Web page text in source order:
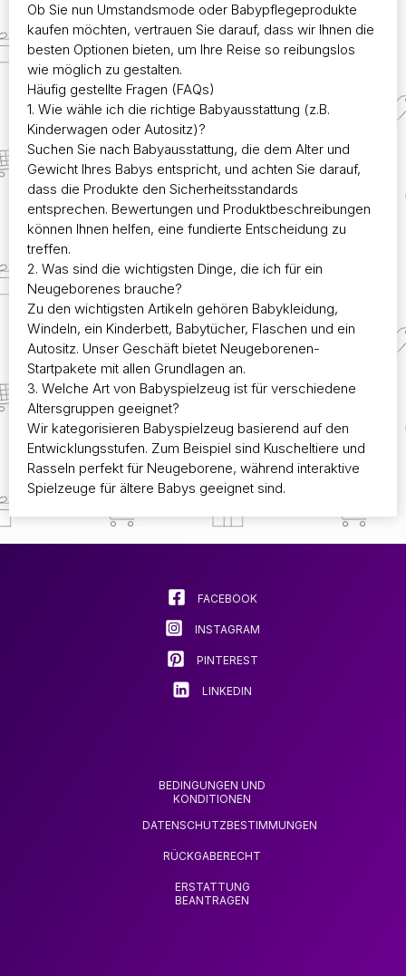
Ob Sie nun Umstandsmode oder Babypflegeprodukte
kaufen möchten, vertrauen Sie darauf, dass wir Ihnen die
besten Optionen bieten, um Ihre Reise so reibungslos
wie möglich zu gestalten.
Häufig gestellte Fragen (FAQs)
1. Wie wähle ich die richtige Babyausstattung (z.B.
Kinderwagen oder Autositz)?
Suchen Sie nach Babyausstattung, die dem Alter und
Gewicht Ihres Babys entspricht, und achten Sie darauf,
dass die Produkte den Sicherheitsstandards
entsprechen. Bewertungen und Produktbeschreibungen
können Ihnen helfen, eine fundierte Entscheidung zu
treffen.
2. Was sind die wichtigsten Dinge, die ich für ein
Neugeborenes brauche?
Zu den wichtigsten Artikeln gehören Babykleidung,
Windeln, ein Kinderbett, Babytücher, Flaschen und ein
Autositz. Unser Geschäft bietet Neugeborenen-
Startpakete mit allen Grundlagen an.
3. Welche Art von Babyspielzeug ist für verschiedene
Altersgruppen geeignet?
Wir kategorisieren Babyspielzeug basierend auf den
Entwicklungsstufen. Zum Beispiel sind Kuscheltiere und
Rasseln perfekt für Neugeborene, während interaktive
Spielzeuge für ältere Babys geeignet sind.
FACEBOOK
INSTAGRAM
PINTEREST
LINKEDIN
BEDINGUNGEN UND
KONDITIONEN
DATENSCHUTZBESTIMMUNGEN
RÜCKGABERECHT
ERSTATTUNG
BEANTRAGEN